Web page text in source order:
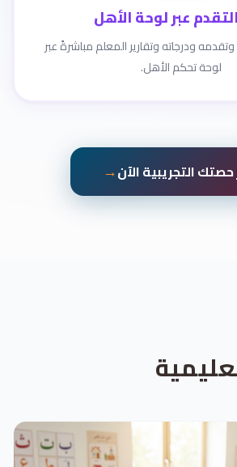
عبر لوحة الأهل
ودرجاته وتقارير المعلم مباشرةً عبر
لوحة تحكم الأهل.
حصتك التجريبية الآن→